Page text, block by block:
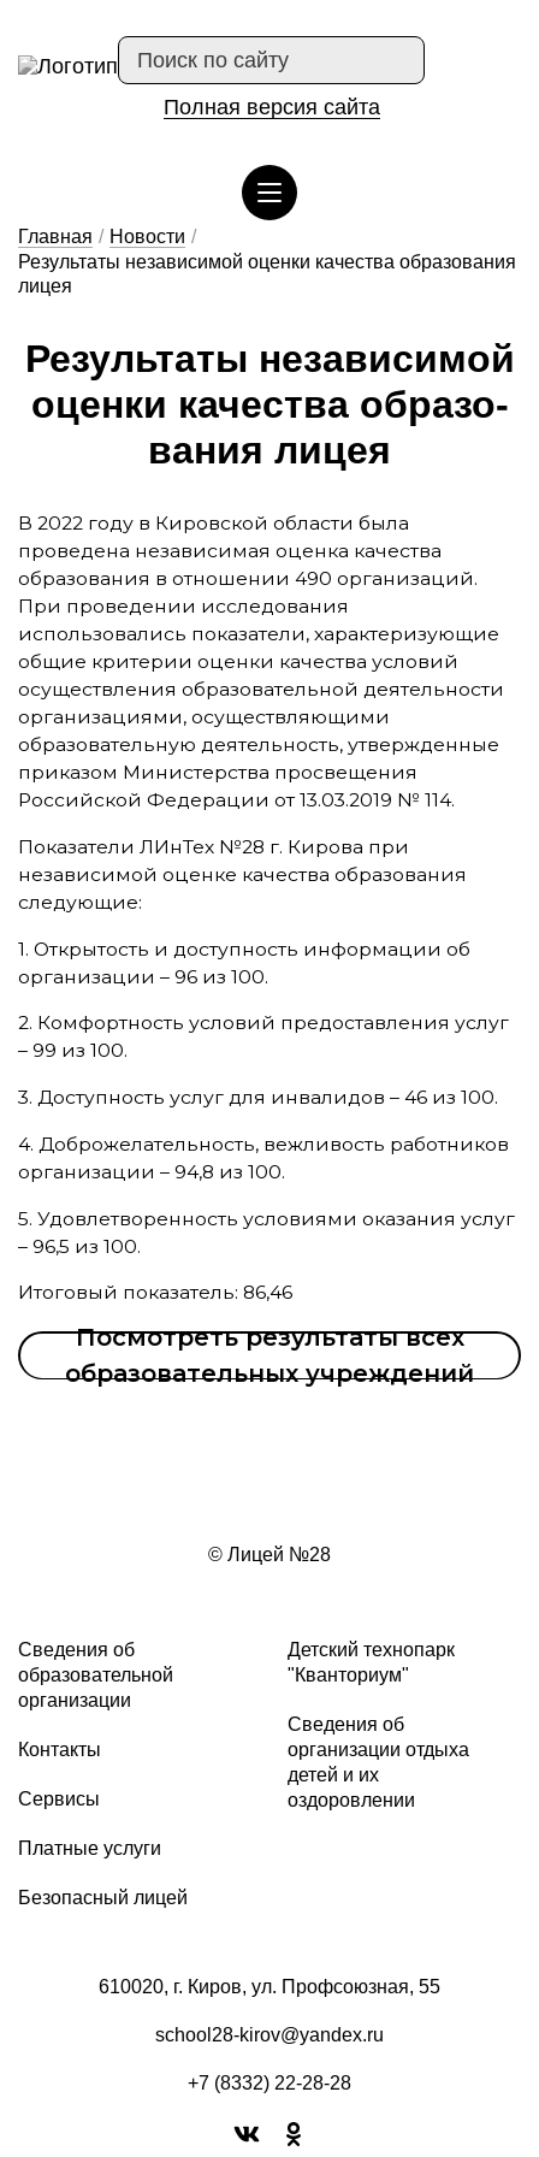
Полная версия сайта
Главная / Новости /
Результаты независимой оценки качества образования
лицея
Ре­зуль­та­ты не­за­ви­си­мой
о­цен­ки ка­чес­тва об­ра­зо­
ва­ния ли­цея
В 2022 году в Кировской области была
проведена независимая оценка качества
образования в отношении 490 организаций.
При проведении исследования
использовались показатели, характеризующие
общие критерии оценки качества условий
осуществления образовательной деятельности
организациями, осуществляющими
образовательную деятельность, утвержденные
приказом Министерства просвещения
Российской Федерации от 13.03.2019 № 114.
Показатели ЛИнТех №28 г. Кирова при
независимой оценке качества образования
следующие:
1. Открытость и доступность информации об
организации – 96 из 100.
2. Комфортность условий предоставления услуг
– 99 из 100.
3. Доступность услуг для инвалидов – 46 из 100.
4. Доброжелательность, вежливость работников
организации – 94,8 из 100.
5. Удовлетворенность условиями оказания услуг
– 96,5 из 100.
Итоговый показатель: 86,46
Посмотреть результаты всех
образовательных учреждений
© Лицей №28
Сведения об
образовательной
организации
Контакты
Сервисы
Платные услуги
Безопасный лицей
Детский технопарк
"Кванториум"
Сведения об
организации отдыха
детей и их
оздоровлении
610020, г. Киров, ул. Профсоюзная, 55
school28-kirov@yandex.ru
+7 (8332) 22-28-28